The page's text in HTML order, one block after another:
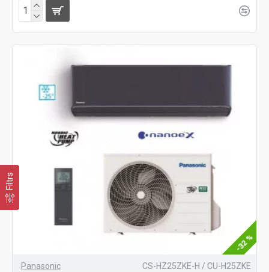
-32 %
Panasonic CS-HZ25ZKE-H / CU-H25ZKE
Filtrs